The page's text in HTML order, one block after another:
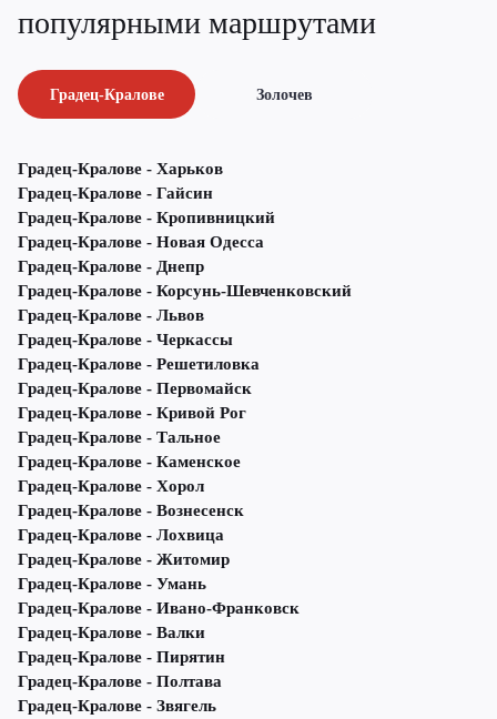
популярными маршрутами
Градец-Кралове Золочев
Градец-Кралове - Харьков
Градец-Кралове - Гайсин
Градец-Кралове - Кропивницкий
Градец-Кралове - Новая Одесса
Градец-Кралове - Днепр
Градец-Кралове - Корсунь-Шевченковский
Градец-Кралове - Львов
Градец-Кралове - Черкассы
Градец-Кралове - Решетиловка
Градец-Кралове - Первомайск
Градец-Кралове - Кривой Рог
Градец-Кралове - Тальное
Градец-Кралове - Каменское
Градец-Кралове - Хорол
Градец-Кралове - Вознесенск
Градец-Кралове - Лохвица
Градец-Кралове - Житомир
Градец-Кралове - Умань
Градец-Кралове - Ивано-Франковск
Градец-Кралове - Валки
Градец-Кралове - Пирятин
Градец-Кралове - Полтава
Градец-Кралове - Звягель